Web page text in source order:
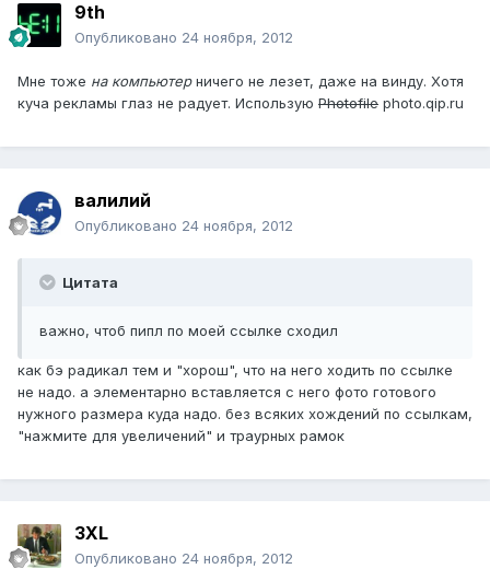
9th
Опубликовано 24 ноября, 2012
Мне тоже на компьютерничего не лезет, даже на винду. Хотя
куча рекламы глаз не радует. Использую Photofile photo.qip.ru
валилий
Опубликовано 24 ноября, 2012
Цитата
важно, чтоб пипл по моей ссылке сходил
как бэ радикал тем и "хорош", что на него ходить по ссылке
не надо. а элементарно вставляется с него фото готового
нужного размера куда надо. без всяких хождений по ссылкам,
"нажмите для увеличений" и траурных рамок
3XL
Опубликовано 24 ноября, 2012